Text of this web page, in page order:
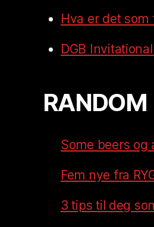
Hva er det
DGB
RANDOM
Some beers og
Fem nye fra
3 tips til deg